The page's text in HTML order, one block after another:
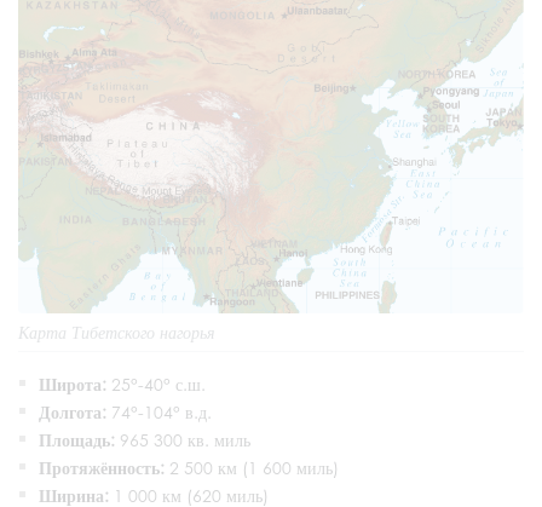
Карта Тибетского нагорья
Широта: 25°-40° с.ш.
Долгота: 74°-104° в.д.
Площадь: 965 300 кв. миль
Протяжённость: 2 500 км (1 600 миль)
Ширина: 1 000 км (620 миль)